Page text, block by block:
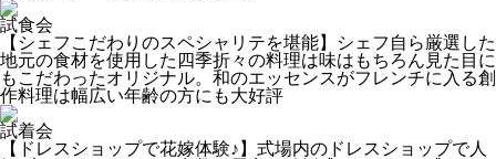
試食会
【シェフこだわりのスペシャリテを堪能】シェフ自ら厳選した
地元の食材を使用した四季折々の料理は味はもちろん見た目に
もこだわったオリジナル。和のエッセンスがフレンチに入る創
作料理は幅広い年齢の方にも大好評
試着会
【ドレスショップで花嫁体験♪】式場内のドレスショップで人